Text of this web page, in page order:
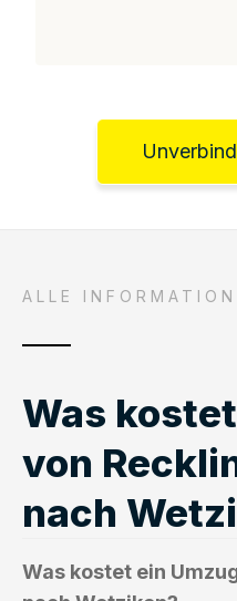
ALLE
Was
von
nach
Was kostet ein